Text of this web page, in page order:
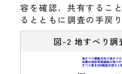
容を確認、共有するこ
るとともに調査の手戻
図-2 地すべり調